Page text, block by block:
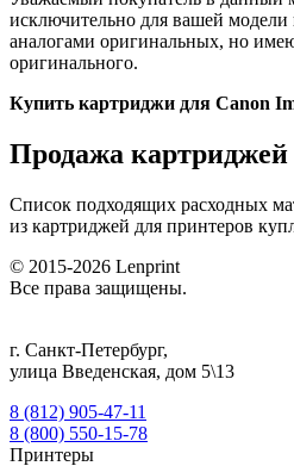
исключительно для вашей
аналогами оригинальных, но
оригинального.
Купить картриджи для Canon
Продажа картриджей
Список подходящих расходных
из картриджей для принтеров
© 2015-2026 Lenprint
Все права защищены.
г. Санкт-Петербург,
улица Введенская, дом 5\13
8 (812) 905-47-11
8 (800) 550-15-78
Принтеры